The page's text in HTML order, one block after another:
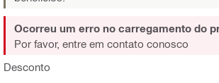
Desconto
Ocorreu um erro no carregamento do
Por favor, entre em contato conosco